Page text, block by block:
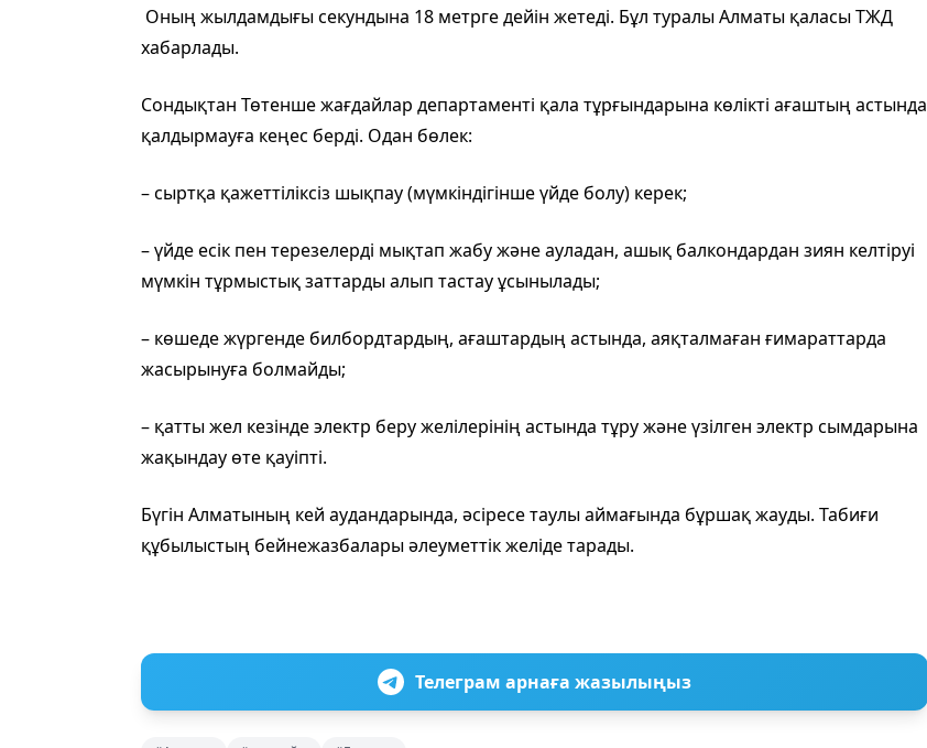
Оның жылдамдығы секундына 18 метрге дейін жетеді. Бұл туралы Алматы қаласы ТЖД
хабарлады.
Сондықтан Төтенше жағдайлар департаменті қала тұрғындарына көлікті ағаштың астында
қалдырмауға кеңес берді. Одан бөлек:
– сыртқа қажеттіліксіз шықпау (мүмкіндігінше үйде болу) керек;
– үйде есік пен терезелерді мықтап жабу және ауладан, ашық балкондардан зиян келтіруі
мүмкін тұрмыстық заттарды алып тастау ұсынылады;
– көшеде жүргенде билбордтардың, ағаштардың астында, аяқталмаған ғимараттарда
жасырынуға болмайды;
– қатты жел кезінде электр беру желілерінің астында тұру және үзілген электр сымдарына
жақындау өте қауіпті.
Бүгін Алматының кей аудандарында, әсіресе таулы аймағында бұршақ жауды. Табиғи
құбылыстың бейнежазбалары әлеуметтік желіде тарады.
Телеграм арнаға жазылыңыз